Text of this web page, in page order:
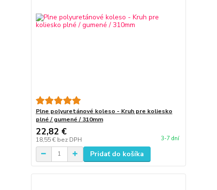
Plne polyuretánové koleso - Kruh pre koliesko
plné / gumené / 310mm
22,82 €
18,55 € bez DPH 3-7 dní
Pridať do košíka